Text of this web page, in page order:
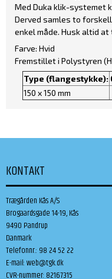
Med Duka klik-systemet
Derved samles to
enkel måde. Husk altid
Farve: Hvid
Fremstillet i Polystyren
Type (flangestykke):
150 x 150 mm
KONTAKT
Trægården Kås A/S
Brogaardsgade 14-19, Kås
9490 Pandrup
Danmark
Telefonnr.: 98 24 52 22
E-mail:web@tgk.dk
CVR-nummer: 82167315